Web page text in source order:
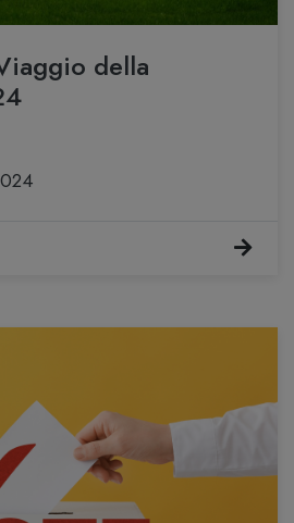
della